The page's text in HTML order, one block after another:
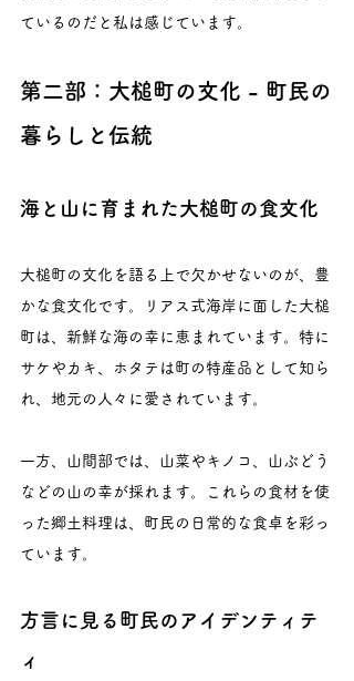
ているのだと私は感じています。
第二部：大槌町の文化 - 町民の
暮らしと伝統
海と山に育まれた大槌町の食文化
大槌町の文化を語る上で欠かせないのが、豊
かな食文化です。リアス式海岸に面した大槌
町は、新鮮な海の幸に恵まれています。特に
サケやカキ、ホタテは町の特産品として知ら
れ、地元の人々に愛されています。
一方、山間部では、山菜やキノコ、山ぶどう
などの山の幸が採れます。これらの食材を使
った郷土料理は、町民の日常的な食卓を彩っ
ています。
方言に見る町民のアイデンティテ
ィ